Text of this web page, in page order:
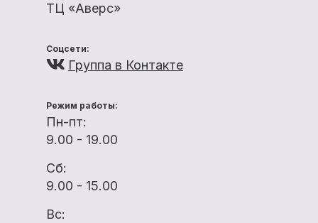
ТЦ «Аверс»
Соцсети:
Группа в Контакте
Режим работы:
Пн-пт:
9.00 - 19.00
Сб:
9.00 - 15.00
Вс: